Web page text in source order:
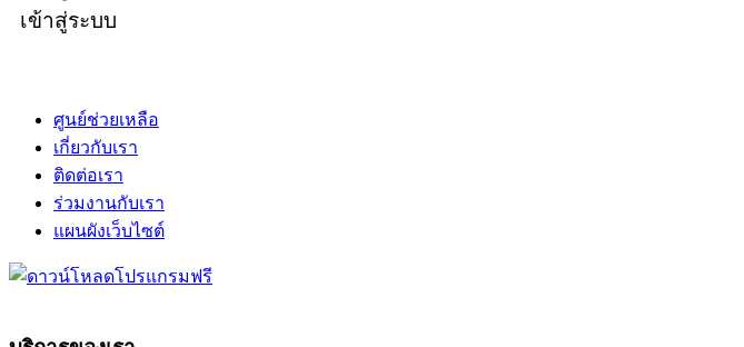
เข้าสู่ระบบ
ศูนย์ช่วยเหลือ
เกี่ยวกับเรา
ติดต่อเรา
ร่วมงานกับเรา
แผนผังเว็บไซต์